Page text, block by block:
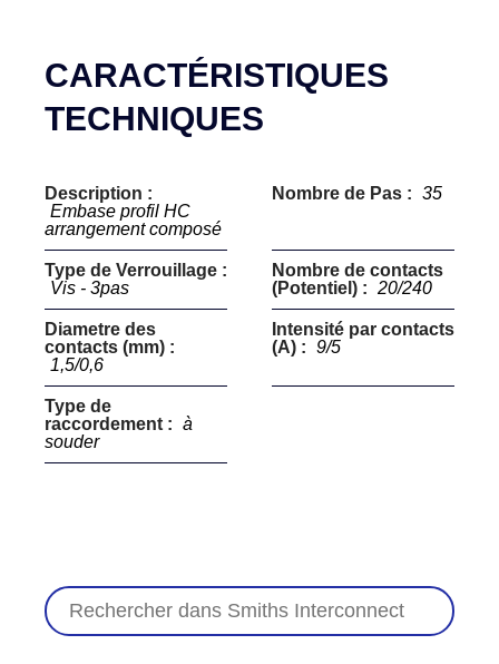
CARACTÉRISTIQUES
TECHNIQUES
Description :
Embase profil HC
arrangement composé
Nombre de Pas : 35
Type de Verrouillage :
Vis - 3pas
Nombre de contacts
(Potentiel) : 20/240
Diametre des
contacts (mm) :
1,5/0,6
Intensité par contacts
(A) : 9/5
Type de
raccordement : à
souder